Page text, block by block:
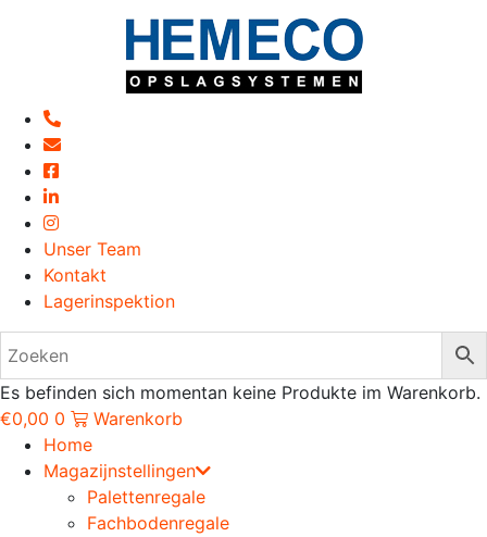
Unser Team
Kontakt
Lagerinspektion
Es befinden sich momentan keine Produkte im Warenkorb.
€0,00 0
Warenkorb
Home
Magazijnstellingen
Palettenregale
Fachbodenregale